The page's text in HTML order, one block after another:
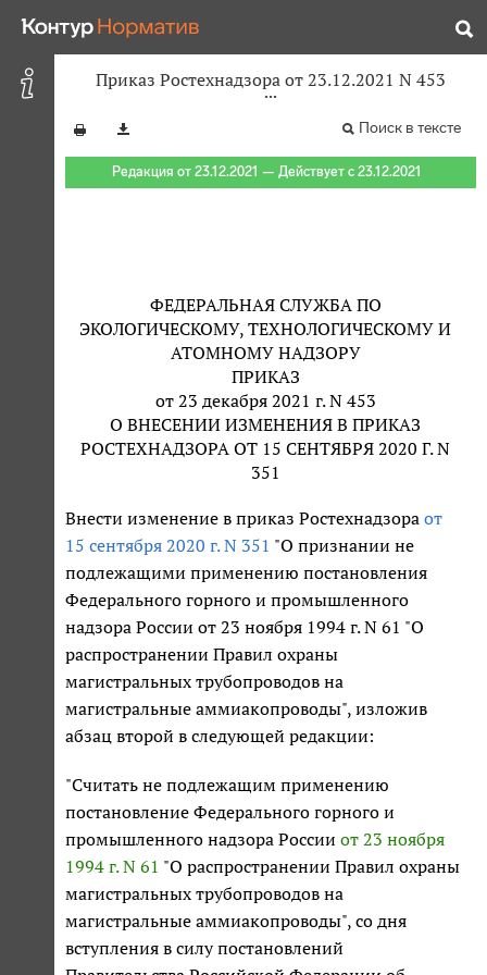
Приказ Ростехнадзора от 23.12.2021 N 453
Поиск в тексте
Редакция от 23.12.2021 — Действует с 23.12.2021
ФЕДЕРАЛЬНАЯ СЛУЖБА ПО
ЭКОЛОГИЧЕСКОМУ, ТЕХНОЛОГИЧЕСКОМУ И
АТОМНОМУ НАДЗОРУ
ПРИКАЗ
от 23 декабря 2021 г. N 453
О ВНЕСЕНИИ ИЗМЕНЕНИЯ В ПРИКАЗ
РОСТЕХНАДЗОРА ОТ 15 СЕНТЯБРЯ 2020 Г. N
351
Внести изменение в приказ Ростехнадзора от
15 сентября 2020 г. N 351 "О признании не
подлежащими применению постановления
Федерального горного и промышленного
надзора России от 23 ноября 1994 г. N 61 "О
распространении Правил охраны
магистральных трубопроводов на
магистральные аммиакопроводы", изложив
абзац второй в следующей редакции:
"Считать не подлежащим применению
постановление Федерального горного и
промышленного надзора России от 23 ноября
1994 г. N 61 "О распространении Правил охраны
магистральных трубопроводов на
магистральные аммиакопроводы", со дня
вступления в силу постановлений